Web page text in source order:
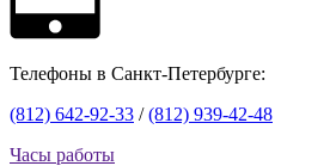
Телефоны в Санкт-Петербурге:
(812) 642-92-33 /(812) 939-42-48
Часы работы